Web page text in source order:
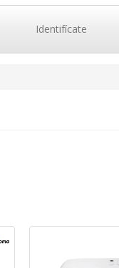
Identifícate